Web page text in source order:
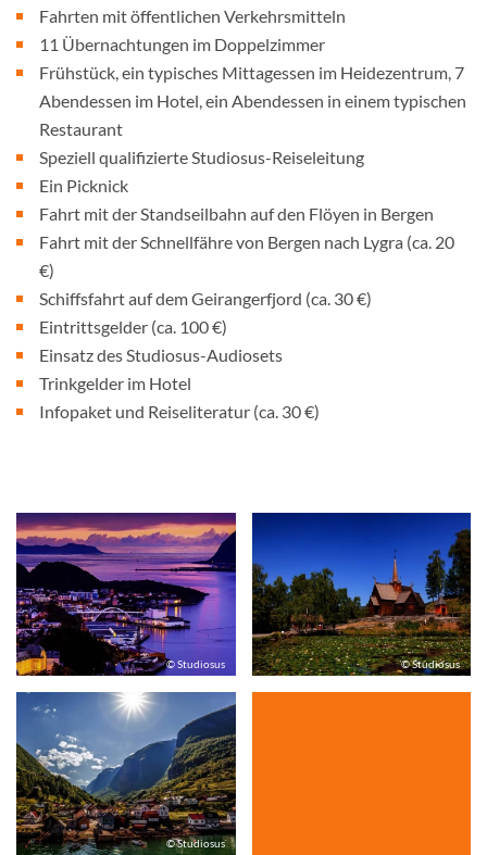
Fahrten mit öffentlichen Verkehrsmitteln
11 Übernachtungen im Doppelzimmer
Frühstück, ein typisches Mittagessen im Heidezentrum, 7
Abendessen im Hotel, ein Abendessen in einem typischen
Restaurant
Speziell qualifizierte Studiosus-Reiseleitung
Ein Picknick
Fahrt mit der Standseilbahn auf den Flöyen in Bergen
Fahrt mit der Schnellfähre von Bergen nach Lygra (ca. 20
€)
Schiffsfahrt auf dem Geirangerfjord (ca. 30 €)
Eintrittsgelder (ca. 100 €)
Einsatz des Studiosus-Audiosets
Trinkgelder im Hotel
Infopaket und Reiseliteratur (ca. 30 €)
© Studiosus © Studiosus
© Studiosus